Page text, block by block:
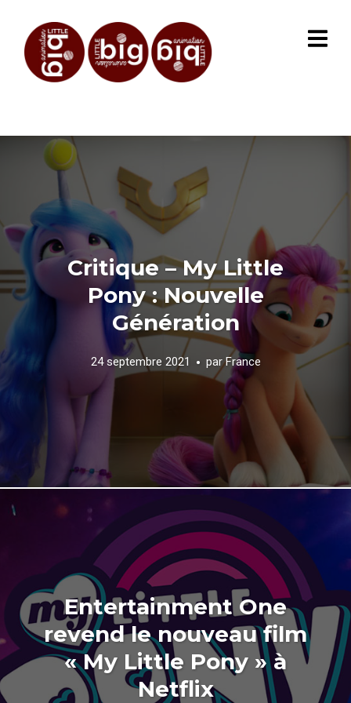
Critique – My Little
Pony : Nouvelle
Génération
24 septembre 2021 parFrance
Entertainment One
revend le nouveau film
« My Little Pony » à
Netflix